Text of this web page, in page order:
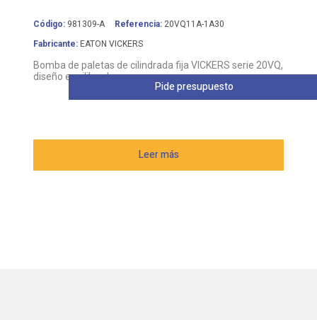
Código: 981309-A Referencia: 20VQ11A-1A30
Fabricante: EATON VICKERS
Bomba de paletas de cilindrada fija VICKERS serie 20VQ,
diseño equilibrado
Leer más
Pide presupuesto